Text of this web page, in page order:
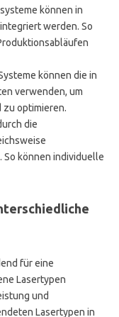
können in
werden. So
können die in
verwenden, um
zu optimieren.
die
können individuelle
für eine
Lasertypen
und
Lasertypen in